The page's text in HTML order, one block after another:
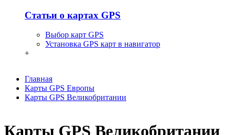
Статьи о картах GPS
Выбор карт GPS
Установка GPS карт в навигатор
+
Главная
Карты GPS Европы
Карты GPS Великобритании
Карты GPS Великобритании